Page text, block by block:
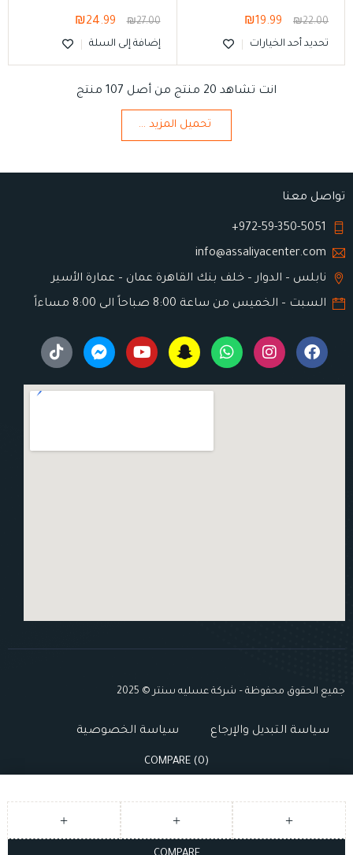
₪22.00
₪19.99
تحديد أحد الخيارات
₪27.00
₪24.99
إضافة إلى السلة
انت تشاهد 20 منتج من أصل 107 منتج
تحميل المزيد ...
تواصل معنا
972-59-350-5051+
info@assaliyacenter.com
نابلس – الدوار – خلف بنك القاهرة عمان – عمارة الأسير
السبت – الخميس من ساعة 8:00 صباحاً الى 8:00 مساءاً
جميع الحقوق محفوظة – شركة عسليه سنتر © 2025
سياسة التبديل والإرجاع سياسة الخصوصية
COMPARE (0)